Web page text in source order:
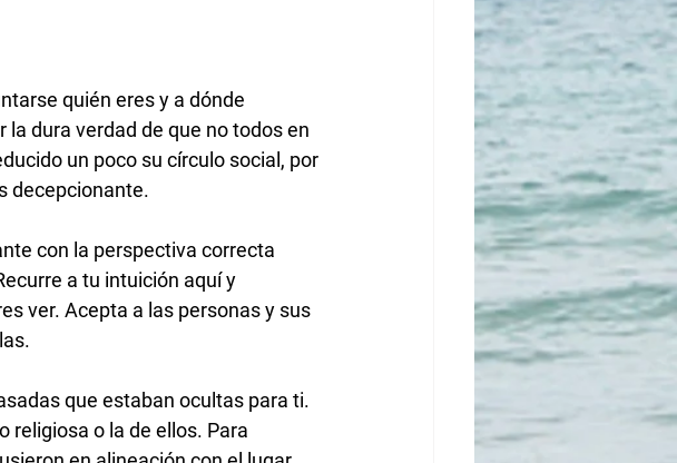
quién eres y a dónde
dura verdad de que no todos en
un poco su círculo social, por
decepcionante.
a tu intuición aquí y
ver. Acepta a las personas y sus
religiosa o la de ellos. Para